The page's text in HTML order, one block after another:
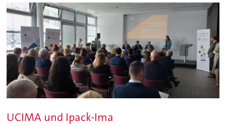
UCIMA und Ipack-Ima